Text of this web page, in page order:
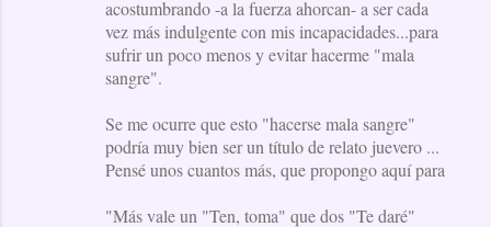
acostumbrando -a la fuerza ahorcan- a ser cada
vez más indulgente con mis incapacidades...para
sufrir un poco menos y evitar hacerme "mala
sangre".
Se me ocurre que esto "hacerse mala sangre"
podría muy bien ser un título de relato juevero ...
Pensé unos cuantos más, que propongo aquí para
"Más vale un "Ten, toma" que dos "Te daré"